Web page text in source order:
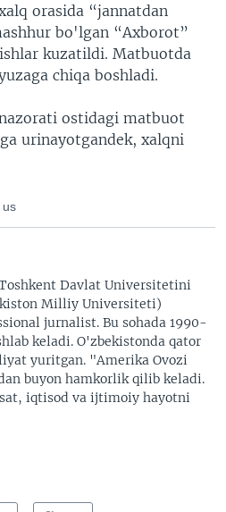
orasida “jannatdan
bo'lgan “Axborot”
kuzatildi. Matbuotda
chiqa boshladi.
ostidagi matbuot
urinayotgandek, xalqni
us
Davlat Universitetini
Milliy Universiteti)
jurnalist. Bu sohada 1990-
keladi. O'zbekistonda qator
yuritgan. "Amerika Ovozi
buyon hamkorlik qilib keladi.
iqtisod va ijtimoiy hayotni